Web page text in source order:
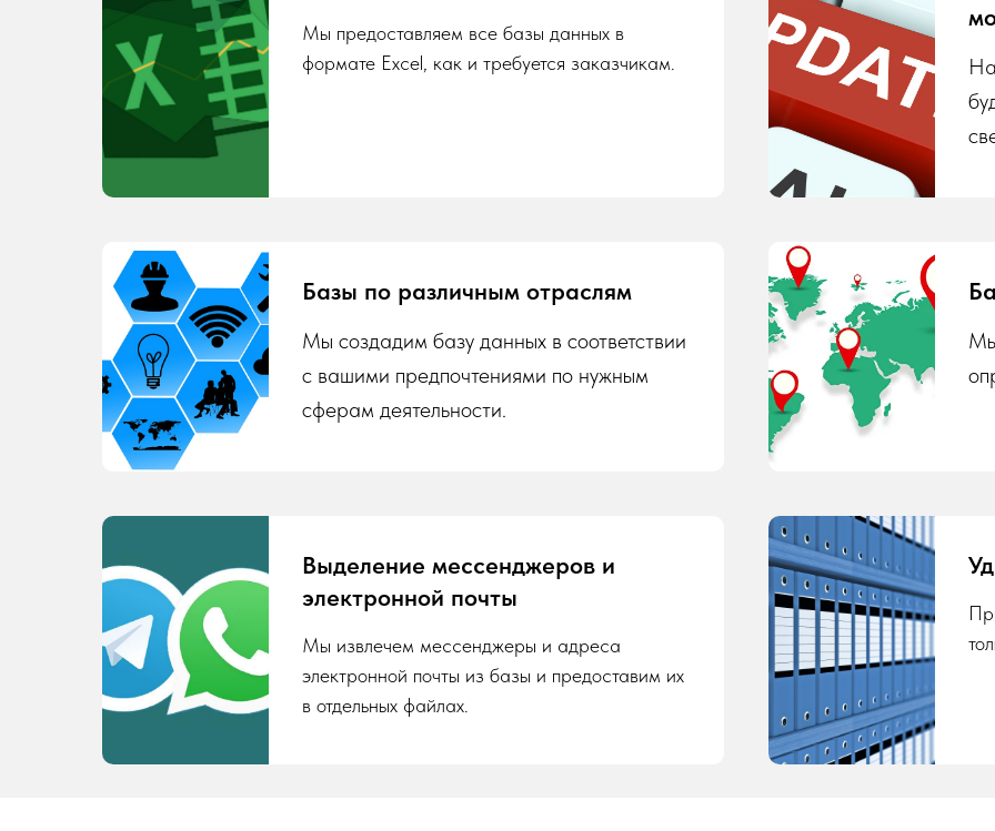
Мы предоставляем все базы данных в
формате Excel, как и требуется заказчикам.
Базы по различным отраслям
Мы создадим базу данных в соответствии
с вашими предпочтениями по нужным
сферам деятельности.
Выделение мессенджеров и
электронной почты
Мы извлечем мессенджеры и адреса
электронной почты из базы и предоставим их
в отдельных файлах.